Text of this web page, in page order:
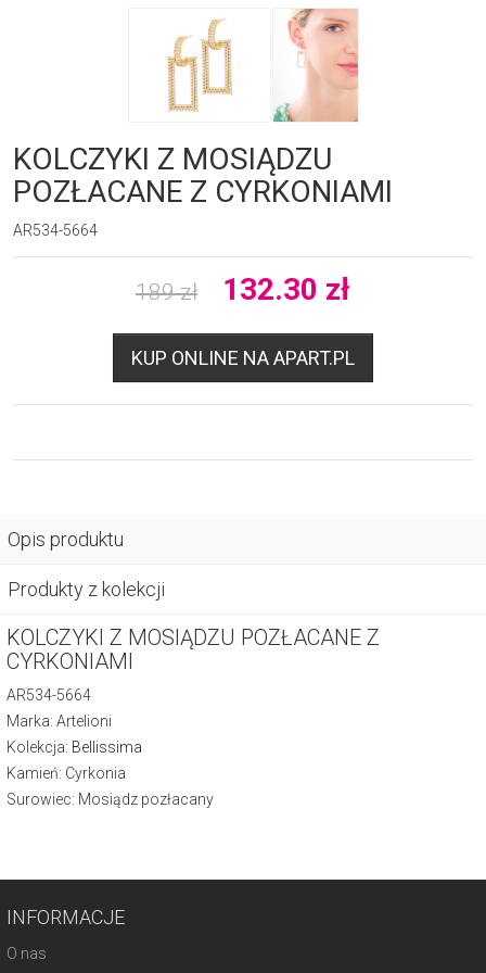
KOLCZYKI Z MOSIĄDZU
POZŁACANE Z CYRKONIAMI
AR534-5664
189 zł 132.30 zł
KUP ONLINE NA APART.PL
Opis produktu
Produkty z kolekcji
KOLCZYKI Z MOSIĄDZU POZŁACANE Z
CYRKONIAMI
AR534-5664
Marka: Artelioni
Kolekcja: Bellissima
Kamień: Cyrkonia
Surowiec: Mosiądz pozłacany
INFORMACJE
O nas